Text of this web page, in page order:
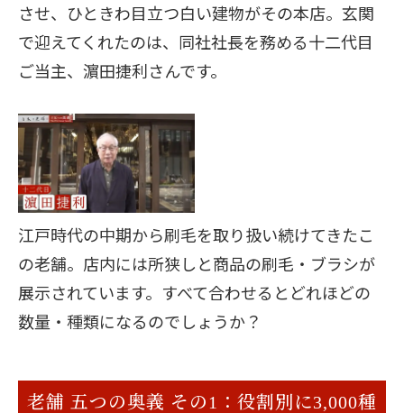
させ、ひときわ目立つ白い建物がその本店。玄関
で迎えてくれたのは、同社社長を務める十二代目
ご当主、濵田捷利さんです。
江戸時代の中期から刷毛を取り扱い続けてきたこ
の老舗。店内には所狭しと商品の刷毛・ブラシが
展示されています。すべて合わせるとどれほどの
数量・種類になるのでしょうか？
老舗 五つの奥義 その1：役割別に3,000種